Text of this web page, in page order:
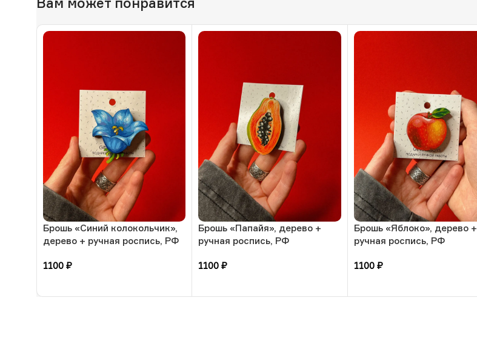
Брошь «Синий колокольчик»,
дерево + ручная роспись, РФ
1100 ₽
Брошь «Папайя», дерево +
ручная роспись, РФ
1100₽
Брошь «Яблоко», дерево +
ручная роспись, РФ
1100 ₽